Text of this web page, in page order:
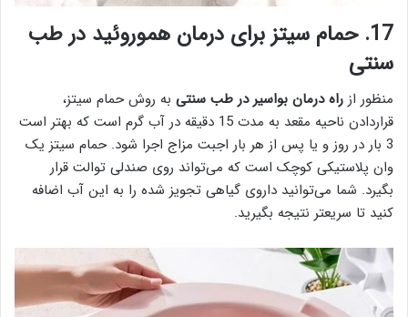
17. حمام سیتز برای درمان هموروئید در طب
سنتی
منظور از راه درمان بواسیر در طب سنتی به روش حمام سیتز،
قراردادن ناحیه مقعد به مدت 15 دقیقه در آب گرم است که بهتر است
3 بار در روز و یا پس از هر بار اجبت مزاج اجرا شود. حمام سیتز یک
وان پلاستیکی کوچک است که می‌تواند روی صندلی توالت قرار
بگیرد. شما می‌توانید داروی گیاهی تجویز شده را به این آب اضافه
کنید تا سریعتر نتیجه بگیرید.